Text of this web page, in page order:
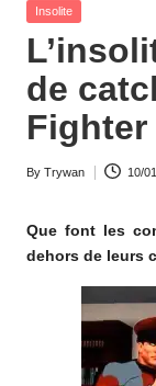
d
P
la
y.
c
m
Posted
Insolite
de
Fighter
Posted
By Trywan 10/
Que font les
dehors de leurs